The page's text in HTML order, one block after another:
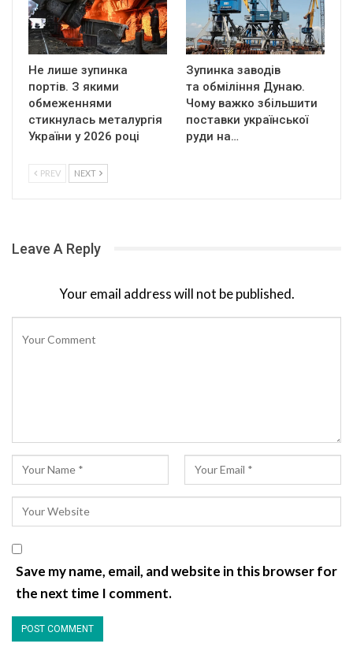
Не лише зупинка
портів. З якими
обмеженнями
стикнулась металургія
України у 2026 році
Зупинка заводів
та обміління Дунаю.
Чому важко збільшити
поставки української
руди на…
PREV NEXT
Leave A Reply
Your email address will not be published.
Save my name, email, and website in this browser for
the next time I comment.